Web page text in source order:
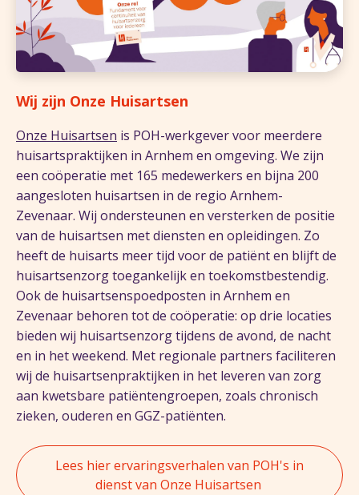
Wij zijn Onze Huisartsen
Onze Huisartsen is POH-werkgever voor meerdere
huisartspraktijken in Arnhem en omgeving. We zijn
een coöperatie met 165 medewerkers en bijna 200
aangesloten huisartsen in de regio Arnhem-
Zevenaar. Wij ondersteunen en versterken de positie
van de huisartsen met diensten en opleidingen. Zo
heeft de huisarts meer tijd voor de patiënt en blijft de
huisartsenzorg toegankelijk en toekomstbestendig.
Ook de huisartsenspoedposten in Arnhem en
Zevenaar behoren tot de coöperatie: op drie locaties
bieden wij huisartsenzorg tijdens de avond, de nacht
en in het weekend. Met regionale partners faciliteren
wij de huisartsenpraktijken in het leveren van zorg
aan kwetsbare patiëntengroepen, zoals chronisch
zieken, ouderen en GGZ-patiënten.
Lees hier ervaringsverhalen van POH's in
dienst van Onze Huisartsen